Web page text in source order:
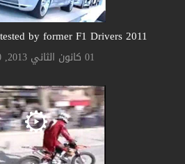
2011 Mercedes SLS GT3 tested by former F1 Drivers
01 كانون الثاني 2013, 12:00 ص